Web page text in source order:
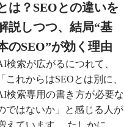
は？SEOとの違いを
説しつつ、結局“基
のSEO”が効く理由
検索が広がるにつれて、
「これからはSEOとは別に、
検索専用の書き方が必要な
ではないか」と感じる人が